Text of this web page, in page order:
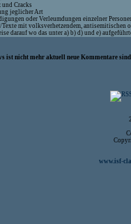
und Cracks
jeglicher Art
oder Verleumdungen einzelner
mit volksverhetzendem, antisemitischen
darauf wo das unter a) b) d) und e)
ist nicht mehr aktuell neue Kommentare
www.isf-